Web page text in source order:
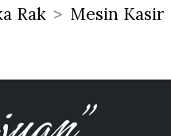
Rak
Mesin Kasir